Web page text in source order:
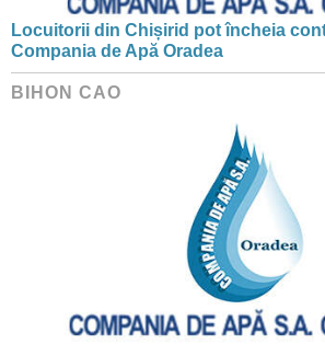
Locuitorii din Chișirid pot încheia
Compania de Apă Oradea
BIHON CAO